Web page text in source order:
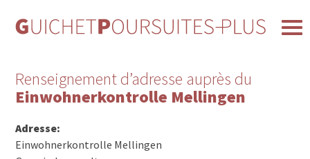
Renseignement d’adresse auprès du
Einwohnerkontrolle Mellingen
Adresse:
Einwohnerkontrolle Mellingen